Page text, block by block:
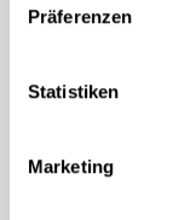
Präferenzen
Statistiken
Marketing